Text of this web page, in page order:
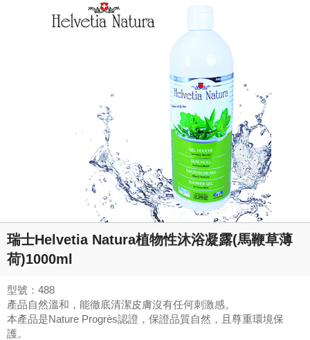
瑞士Helvetia Natura植物性沐浴凝露(馬鞭草薄
荷)1000ml
型號：488
產品自然溫和，能徹底清潔皮膚沒有任何刺激感。
本產品是Nature Progrès認證，保證品質自然，且尊重環境保
護。